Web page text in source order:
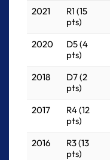
2021
R1 (15
pts)
2020
D5 (4
pts)
2018
D7 (2
pts)
2017
R4 (12
pts)
2016
R3 (13
pts)